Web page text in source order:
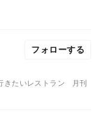
フォローする
きたいレストラン
月刊